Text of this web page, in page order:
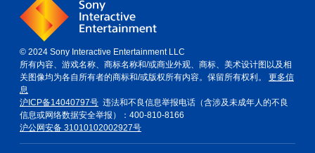
© 2024 Sony Interactive Entertainment LLC
所有内容、游戏名称、商标名称和/或商业外观、商标、美术设计图以及相
关图像均为各自所有者的商标和/或版权所有内容。保留所有权利。 更多信
息
沪ICP备14040797号 违法和不良信息举报电话（含涉及未成年人的不良
信息或网络数据安全举报）：400-810-8166
沪公网安备 31010102002927号